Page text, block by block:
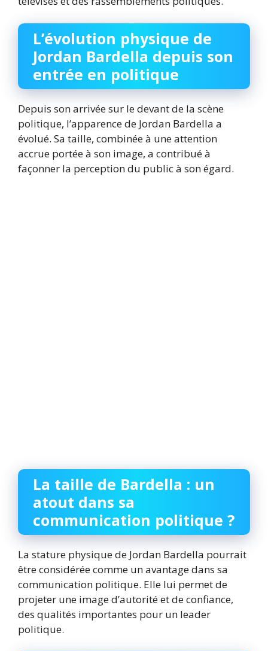
L’évolution physique de
Jordan Bardella depuis son
entrée en politique
Depuis son arrivée sur le devant de la scène
politique, l’apparence de Jordan Bardella a
évolué. Sa taille, combinée à une attention
accrue portée à son image, a contribué à
façonner la perception du public à son égard.
La taille de Bardella : un
atout dans sa
communication politique ?
La stature physique de Jordan Bardella pourrait
être considérée comme un avantage dans sa
communication politique. Elle lui permet de
projeter une image d’autorité et de confiance,
des qualités importantes pour un leader
politique.